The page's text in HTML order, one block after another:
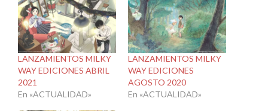
LANZAMIENTOS MILKY
WAY EDICIONES ABRIL
2021
En «ACTUALIDAD»
LANZAMIENTOS MILKY
WAY EDICIONES
AGOSTO 2020
En «ACTUALIDAD»